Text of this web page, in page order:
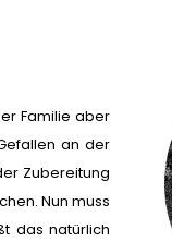
Familie aber
an der
Zubereitung
Nun muss
das natürlich